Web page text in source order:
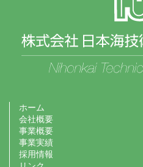
ホーム
会社概要
事業概要
事業実績
採用情報